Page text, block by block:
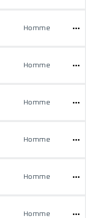
Homme
Homme
Homme
Homme
Homme
Homme